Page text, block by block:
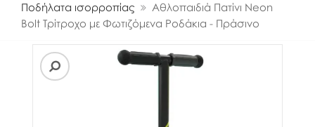
Ποδήλατα ισορροπίας
Αθλοπαιδιά Πατίνι Neon
Bolt Τρίτροχο με Φωτιζόμενα Ροδάκια - Πράσινο